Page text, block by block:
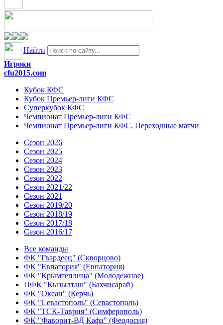
Найти
Игроки
cfu2015.com
Кубок КФС
Кубок Премьер-лиги КФС
Суперкубок КФС
Чемпионат Премьер-лиги КФС
Чемпионат Премьер-лиги КФС. Переходные матчи
Сезон 2026
Сезон 2025
Сезон 2024
Сезон 2023
Сезон 2022
Сезон 2021/22
Сезон 2021
Сезон 2019/20
Сезон 2018/19
Сезон 2017/18
Сезон 2016/17
Все команды
ФК "Гвардеец" (Скворцово)
ФК "Евпатория" (Евпатория)
ФК "Крымтеплица" (Молодежное)
ПФК "Кызылташ" (Бахчисарай)
ФК "Океан" (Керчь)
ФК "Севастополь" (Севастополь)
ФК "ТСК-Таврия" (Симферополь)
ФК "Фаворит-ВД Кафа" (Феодосия)